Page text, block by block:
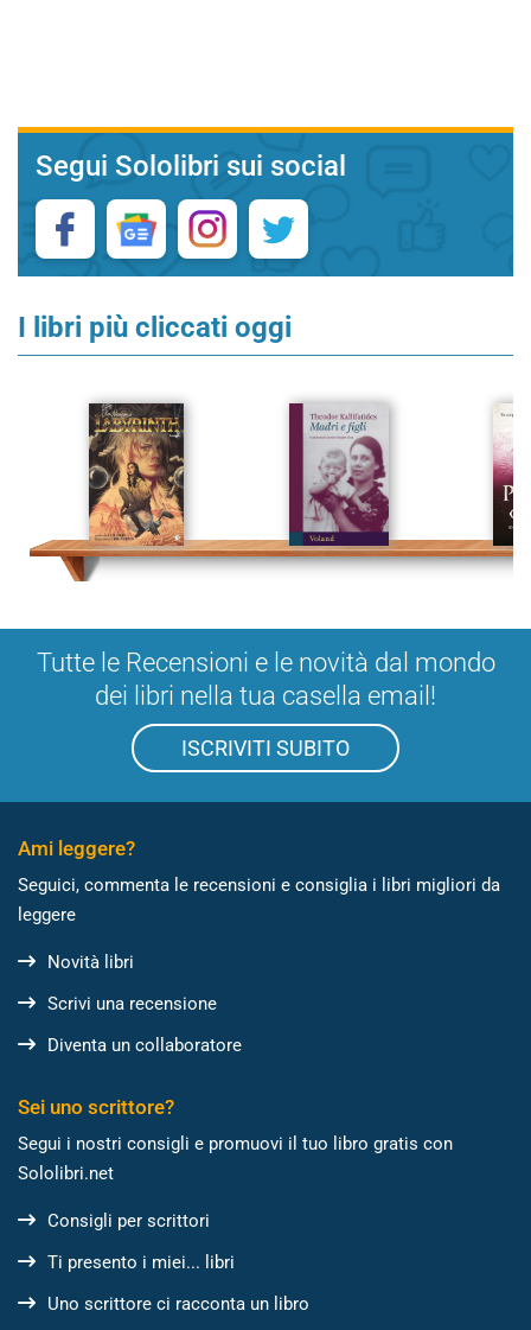
Segui Sololibri sui social
I libri più cliccati oggi
Tutte le Recensioni e le novità dal mondo
dei libri nella tua casella email!
ISCRIVITI SUBITO
Ami leggere?
Seguici, commenta le recensioni e consiglia i libri migliori da
leggere
Novità libri
Scrivi una recensione
Diventa un collaboratore
Sei uno scrittore?
Segui i nostri consigli e promuovi il tuo libro gratis con
Sololibri.net
Consigli per scrittori
Ti presento i miei... libri
Uno scrittore ci racconta un libro